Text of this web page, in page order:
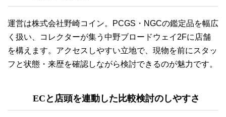
運営は株式会社野崎コイン。PCGS・NGCの鑑定品を幅広
く扱い、コレクターが集う中野ブロードウェイ2Fに店舗
を構えます。アクセスしやすい立地で、現物を前にスタッ
フと状態・来歴を確認しながら検討できるのが魅力です。
ECと店頭を連動した 比較検討のしやすさ